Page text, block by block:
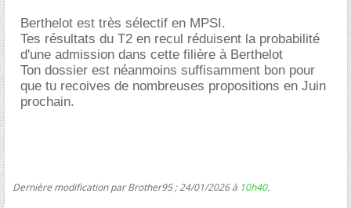
Berthelot est très sélectif en MPSI.
Tes résultats du T2 en recul réduisent la probabilité
d'une admission dans cette filière à Berthelot
Ton dossier est néanmoins suffisamment bon pour
que tu recoives de nombreuses propositions en Juin
prochain.
Dernière modification par Brother95 ; 24/01/2026 à 10h40.